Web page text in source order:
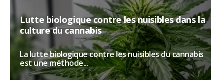
Lutte biologique contre les nuisibles dans la
culture du cannabis
La lutte biologique contre les nuisibles du cannabis
est une méthode...